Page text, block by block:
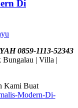
Di
0859-1113-52343
Bungalau | Villa |
Kami Buat